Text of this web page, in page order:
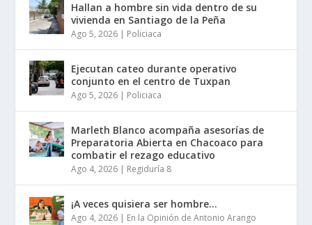
Hallan a hombre sin vida dentro de su
vivienda en Santiago de la Peña
Ago 5, 2026 | Policiaca
Ejecutan cateo durante operativo
conjunto en el centro de Tuxpan
Ago 5, 2026 | Policiaca
Marleth Blanco acompaña asesorías de
Preparatoria Abierta en Chacoaco para
combatir el rezago educativo
Ago 4, 2026 | Regiduría 8
¡A veces quisiera ser hombre…
Ago 4, 2026 | En la Opinión de Antonio Arango